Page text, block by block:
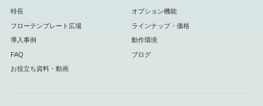
特長 オプション機能
フローテンプレート広場 ラインナップ・価格
導入事例 動作環境
FAQ ブログ
お役立ち資料・動画